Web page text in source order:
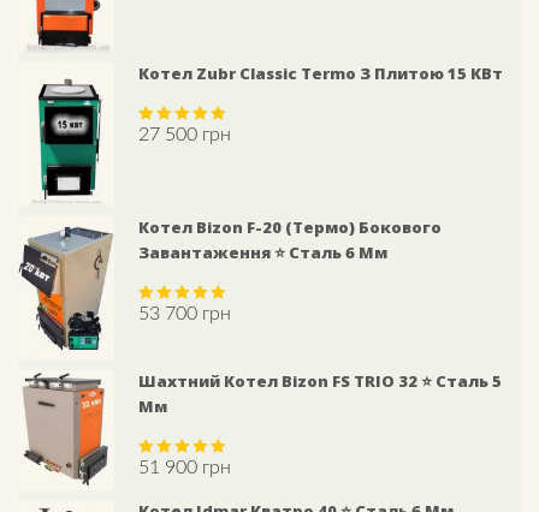
Котел Zubr Classic Termo З Плитою 15 КВт
Rated5.00
27 500 грн
Котел Bizon F-20 (Термо) Бокового
Завантаження ⭐ Сталь 6 Мм
Rated5.00
53 700 грн
Шахтний Котел Bizon FS TRIO 32 ⭐ Сталь 5
Мм
Rated5.00
51 900 грн